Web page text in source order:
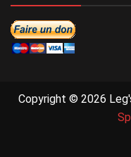
Copyright © 2026